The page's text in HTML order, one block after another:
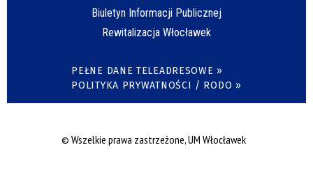
Biuletyn Informacji Publicznej
Rewitalizacja Włocławek
PEŁNE DANE TELEADRESOWE »
POLITYKA PRYWATNOŚCI / RODO »
© Wszelkie prawa zastrzeżone, UM Włocławek